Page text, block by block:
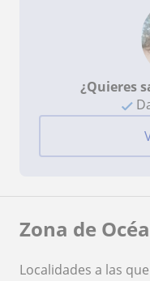
¿Quieres
Zona de
Localidades a las